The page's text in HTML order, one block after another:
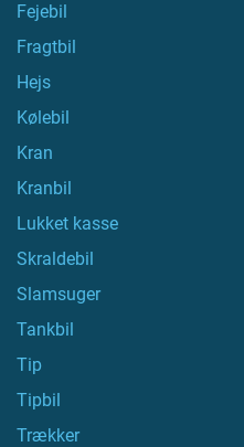
Fejebil
Fragtbil
Hejs
Kølebil
Kran
Kranbil
Lukket kasse
Skraldebil
Slamsuger
Tankbil
Tip
Tipbil
Trækker